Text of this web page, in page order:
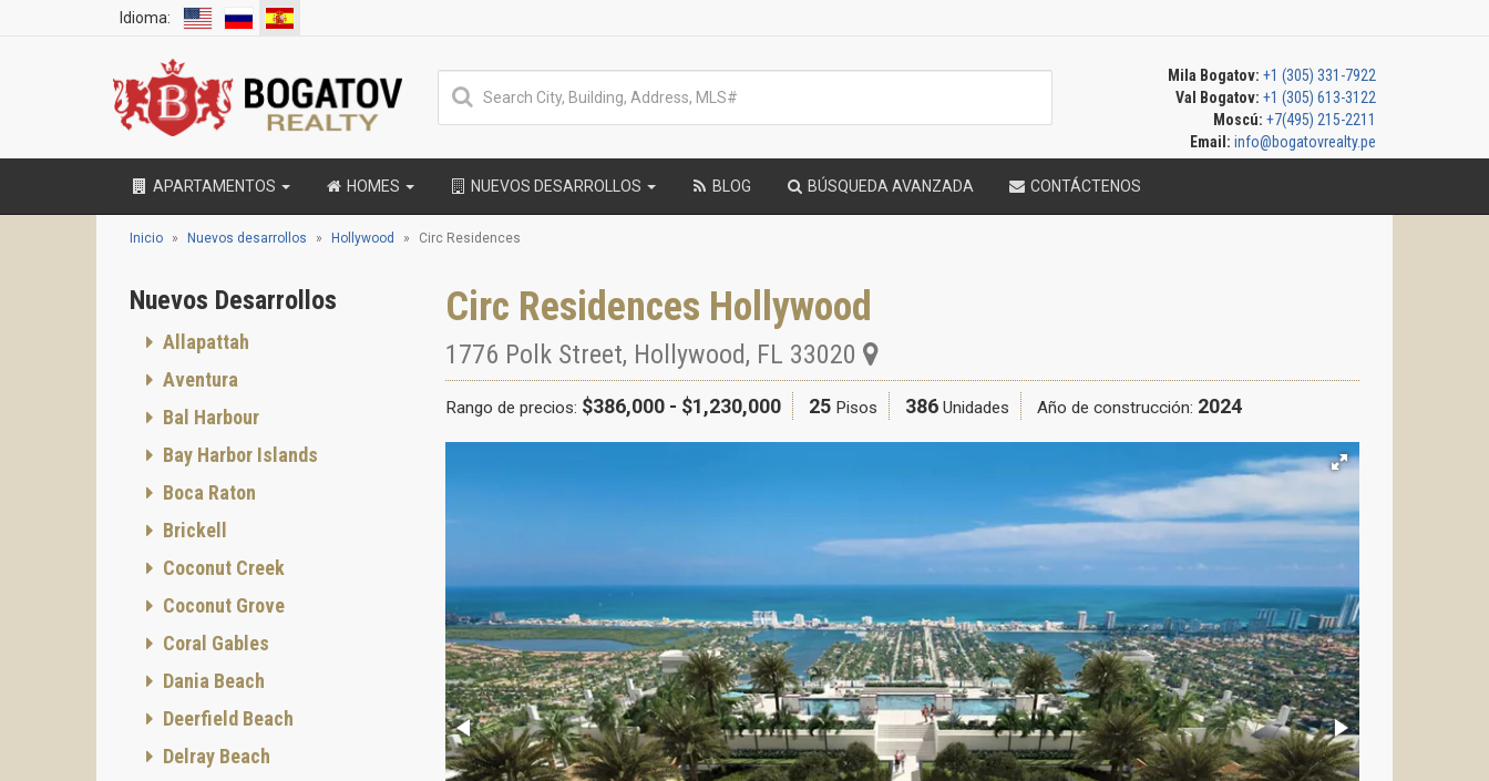
Idioma:
Mila Bogatov: +1 (305) 331-7922
Val Bogatov: +1 (305) 613-3122
Moscú: +7(495) 215-2211
Email: info@bogatovrealty.pe
APARTAMENTOS HOMES NUEVOS DESARROLLOS BLOG BÚSQUEDA AVANZADA CONTÁCTENOS
Inicio Nuevos desarrollos Hollywood Circ Residences
Circ Residences Hollywood
1776 Polk Street, Hollywood, FL 33020
Rango de precios: $386,000 - $1,230,000 25 Pisos 386 Unidades Año de construcción: 2024
Nuevos Desarrollos
Allapattah
Aventura
Bal Harbour
Bay Harbor Islands
Boca Raton
Brickell
Coconut Creek
Coconut Grove
Coral Gables
Dania Beach
Deerfield Beach
Delray Beach